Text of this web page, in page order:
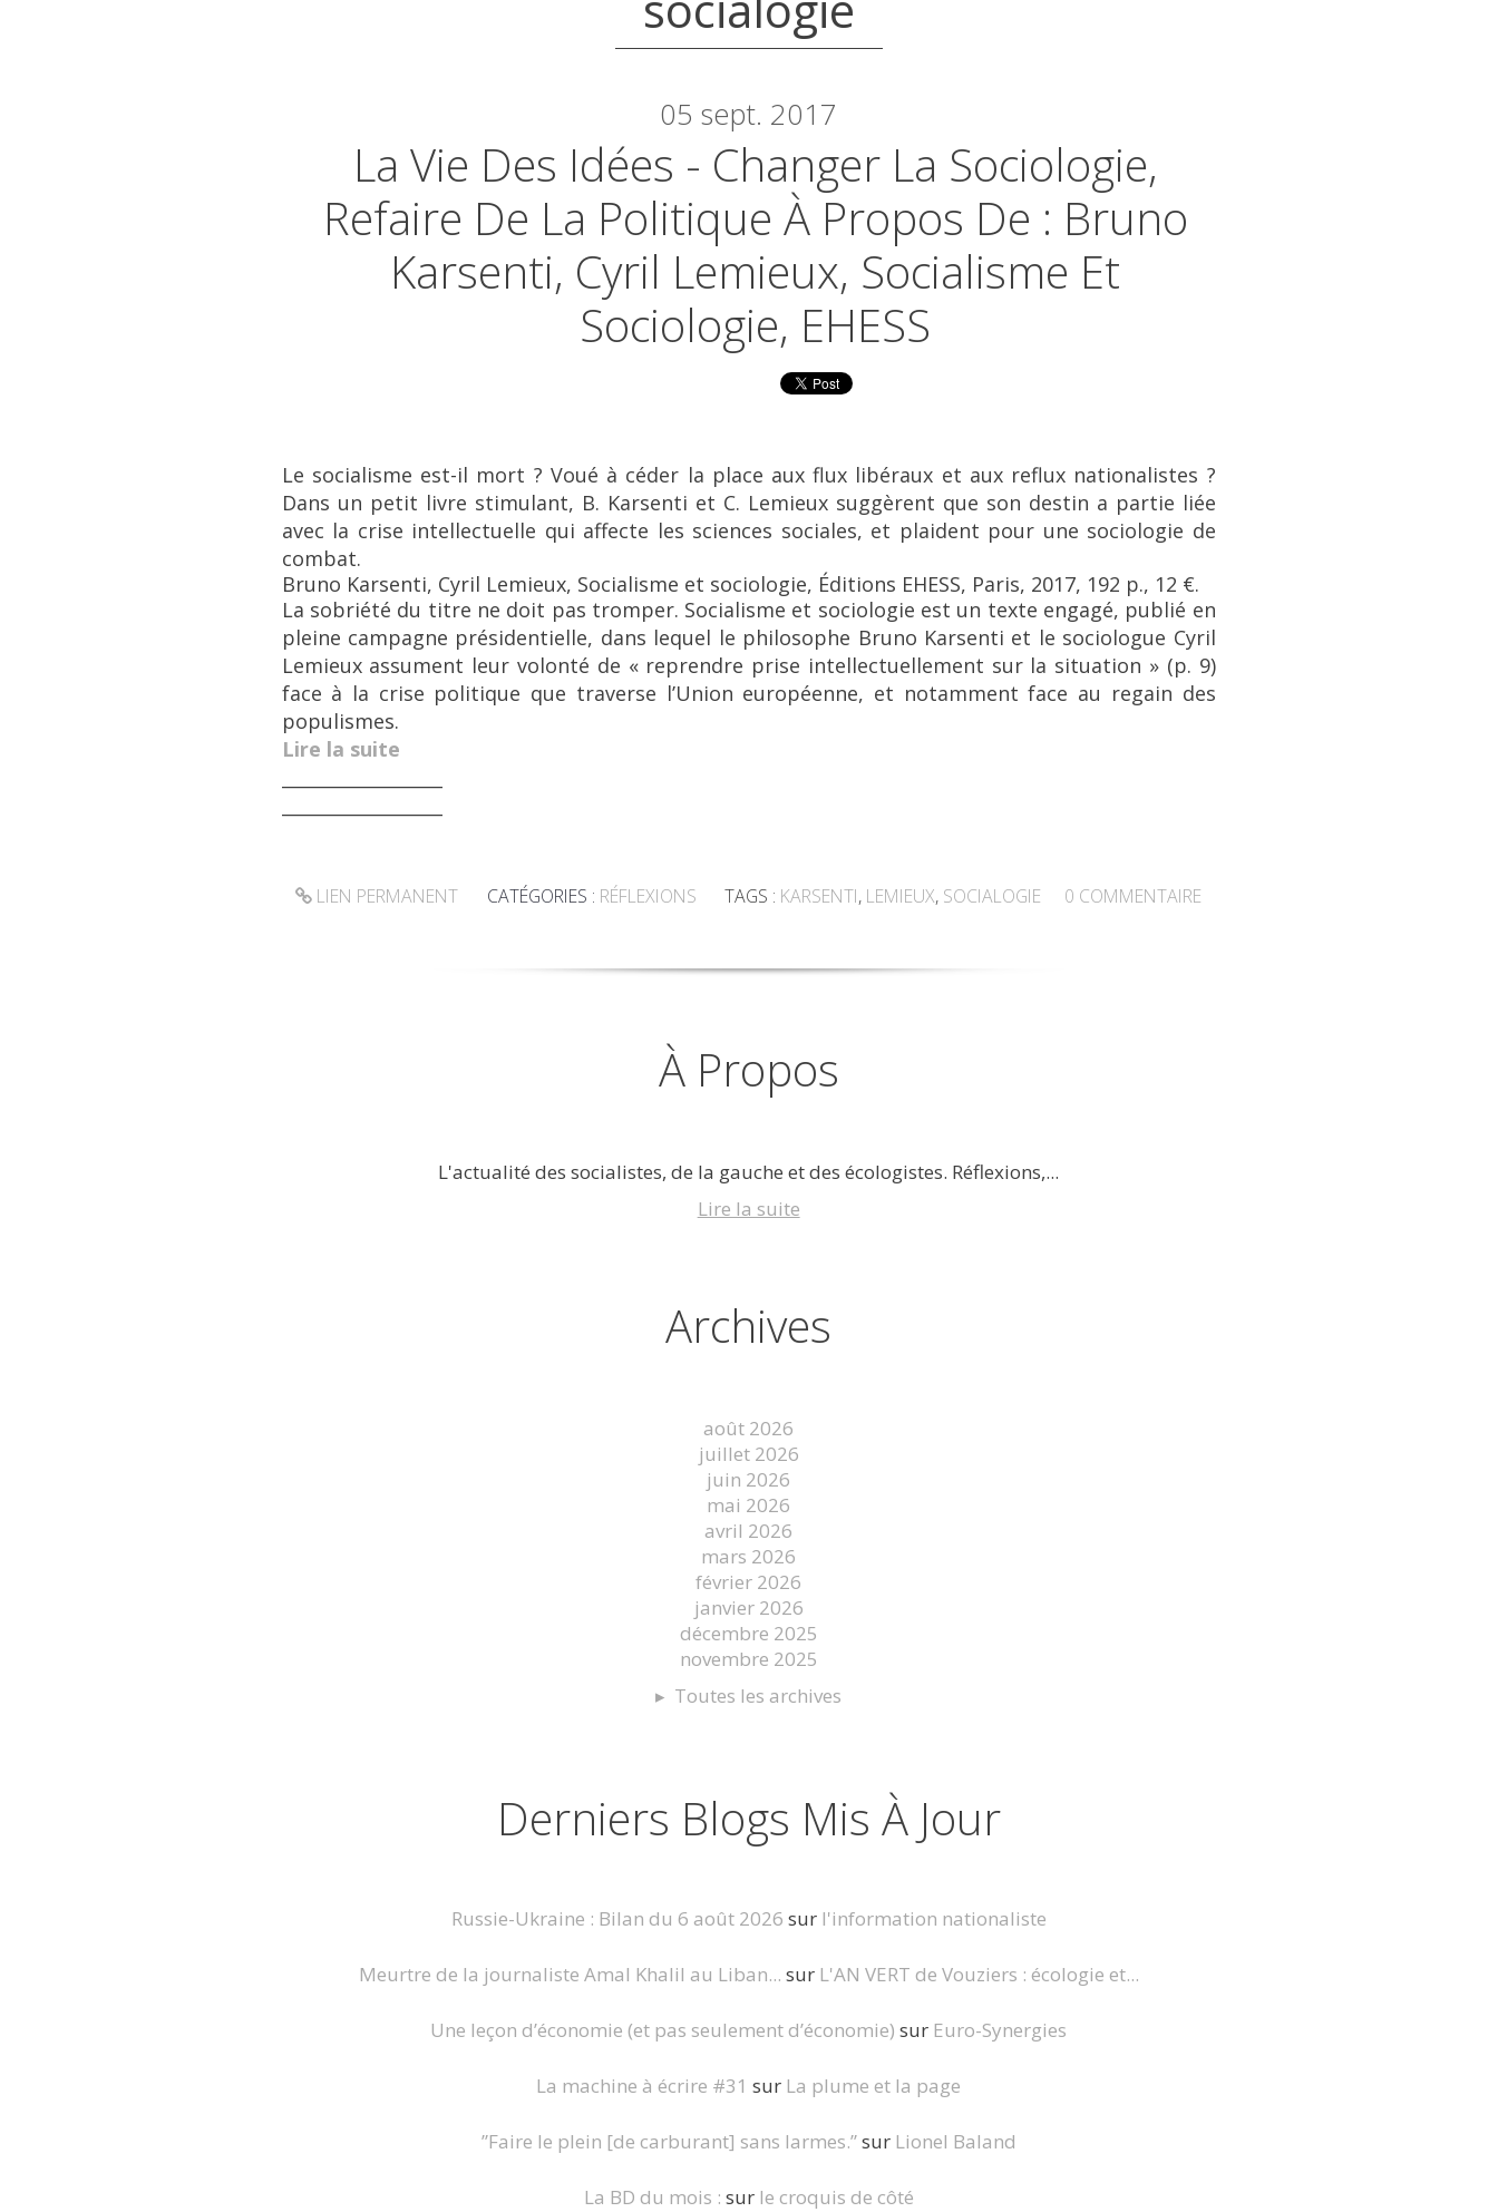
05 sept. 2017
La Vie Des Idées - Changer La Sociologie,
Refaire De La Politique À Propos De : Bruno
Karsenti, Cyril Lemieux, Socialisme Et
Sociologie, EHESS
Le socialisme est-il mort ? Voué à céder la place aux flux libéraux et aux reflux nationalistes ?
Dans un petit livre stimulant, B. Karsenti et C. Lemieux suggèrent que son destin a partie liée
avec la crise intellectuelle qui affecte les sciences sociales, et plaident pour une sociologie de
combat.
Bruno Karsenti, Cyril Lemieux, Socialisme et sociologie, Éditions EHESS, Paris, 2017, 192 p., 12 €.
La sobriété du titre ne doit pas tromper. Socialisme et sociologie est un texte engagé, publié en
pleine campagne présidentielle, dans lequel le philosophe Bruno Karsenti et le sociologue Cyril
Lemieux assument leur volonté de « reprendre prise intellectuellement sur la situation » (p. 9)
face à la crise politique que traverse l’Union européenne, et notamment face au regain des
populismes.
Lire la suite
LIEN PERMANENT CATÉGORIES : RÉFLEXIONS TAGS : KARSENTI, LEMIEUX, SOCIALOGIE 0 COMMENTAIRE
À Propos
L'actualité des socialistes, de la gauche et des écologistes. Réflexions,...
Lire la suite
Archives
août 2026
juillet 2026
juin 2026
mai 2026
avril 2026
mars 2026
février 2026
janvier 2026
décembre 2025
novembre 2025
Toutes les archives
Derniers Blogs Mis À Jour
Russie-Ukraine : Bilan du 6 août 2026 sur l'information nationaliste
Meurtre de la journaliste Amal Khalil au Liban... sur L'AN VERT de Vouziers : écologie et...
Une leçon d’économie (et pas seulement d’économie) sur Euro-Synergies
La machine à écrire #31 sur La plume et la page
”Faire le plein [de carburant] sans larmes.”sur Lionel Baland
La BD du mois : sur le croquis de côté